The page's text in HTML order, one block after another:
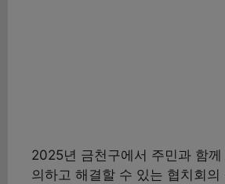
2025년 금천구에서 주민과 함
의하고 해결할 수 있는 협치회의